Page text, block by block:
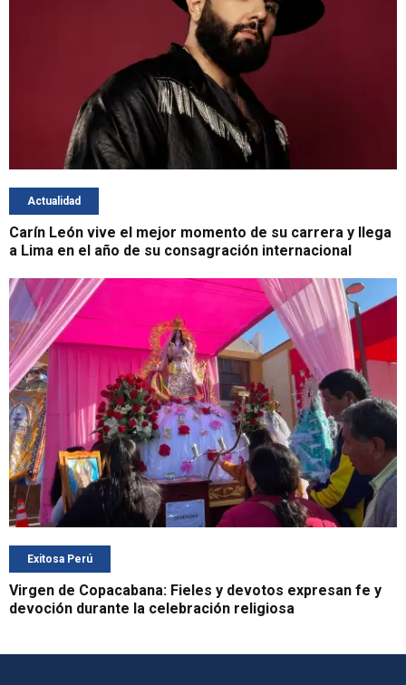
Actualidad
Carín León vive el mejor momento de su carrera y llega
a Lima en el año de su consagración internacional
Exitosa Perú
Virgen de Copacabana: Fieles y devotos expresan fe y
devoción durante la celebración religiosa